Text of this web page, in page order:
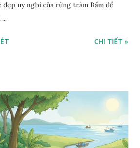
đẹp uy nghi của rừng tràm Bấm để
CHI TIẾT »